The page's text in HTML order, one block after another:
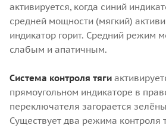
активируется, когда синий
средней мощности (мягкий)
индикатор горит. Средний режим
слабым и апатичным.
Система контроля тяги
прямоугольном индикаторе в
переключателя загорается
Существует два режима контроля